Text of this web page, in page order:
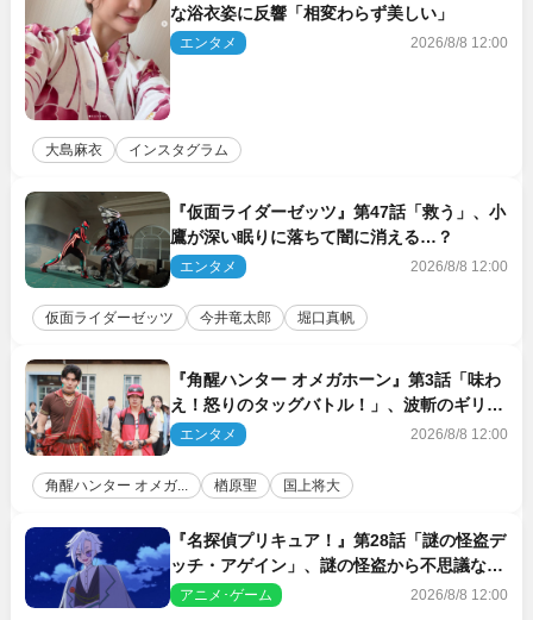
な浴衣姿に反響「相変わらず美しい」
エンタメ 2026/8/8 12:00
大島麻衣 インスタグラム
『仮面ライダーゼッツ』第47話「救う」、小
鷹が深い眠りに落ちて闇に消える…？
エンタメ 2026/8/8 12:00
仮面ライダーゼッツ 今井竜太郎 堀口真帆
『角醒ハンター オメガホーン』第3話「味わ
え！怒りのタッグバトル！」、波斬のギリコ
がハンターバトルを挑んできた！
エンタメ 2026/8/8 12:00
角醒ハンター オメガ... 楢原聖 国上将大
『名探偵プリキュア！』第28話「謎の怪盗デ
ッチ・アゲイン」、謎の怪盗から不思議な予
告状が届く
アニメ･ゲーム 2026/8/8 12:00